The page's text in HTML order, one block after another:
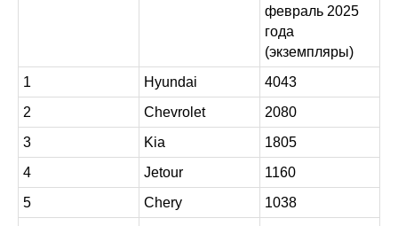
февраль 2025
года
(экземпляры)
1
Hyundai
4043
2
Chevrolet
2080
3
Kia
1805
4
Jetour
1160
5
Chery
1038